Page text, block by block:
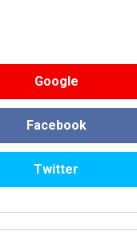
Google
Facebook
Twitter